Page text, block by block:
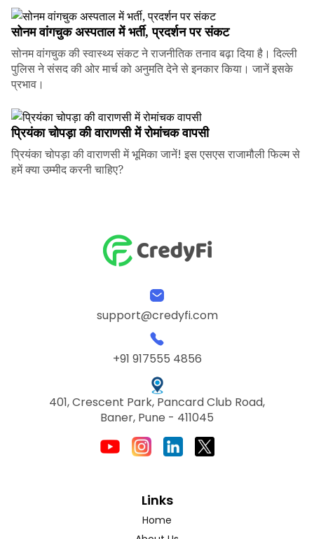
सोनम वांगचुक अस्पताल में भर्ती, प्रदर्शन पर संकट
सोनम वांगचुक की स्वास्थ्य संकट ने राजनीतिक तनाव बढ़ा दिया है। दिल्ली
पुलिस ने संसद की ओर मार्च को अनुमति देने से इनकार किया। जानें इसके
प्रभाव।
प्रियंका चोपड़ा की वाराणसी में रोमांचक वापसी
प्रियंका चोपड़ा की वाराणसी में भूमिका जानें! इस एसएस राजामौली फिल्म से
हमें क्या उम्मीद करनी चाहिए?
support@credyfi.com
+91 917555 4856
401, Crescent Park, Pancard Club Road,
Baner, Pune - 411045
Links
Home